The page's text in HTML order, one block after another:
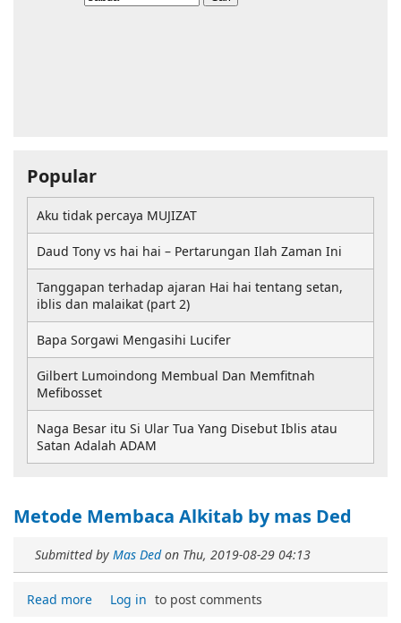
Metode Membaca Alkitab by mas Ded
Submitted by Mas Dedon Thu, 2019-08-29 04:13
Read more Log in to post comments
Popular
Aku tidak percaya MUJIZAT
Daud Tony vs hai hai – Pertarungan Ilah Zaman Ini
Tanggapan terhadap ajaran Hai hai tentang setan,
iblis dan malaikat (part 2)
Bapa Sorgawi Mengasihi Lucifer
Gilbert Lumoindong Membual Dan Memfitnah
Mefibosset
Naga Besar itu Si Ular Tua Yang Disebut Iblis atau
Satan Adalah ADAM